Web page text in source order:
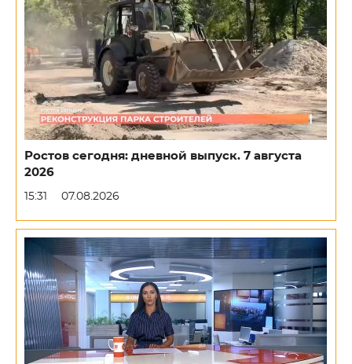
Ростов сегодня: дневной выпуск. 7 августа
2026
15:31 07.08.2026